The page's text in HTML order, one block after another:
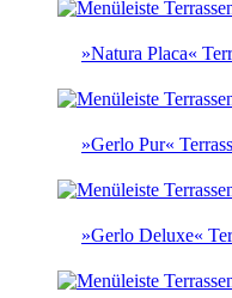
»Natura Placa«
»Gerlo Pur«
»Gerlo Deluxe«